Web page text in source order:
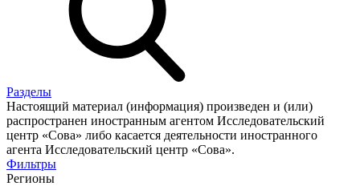
Разделы
Настоящий материал (информация) произведен и (или)
распространен иностранным агентом Исследовательский
центр «Сова» либо касается деятельности иностранного
агента Исследовательский центр «Сова».
Фильтры
Регионы